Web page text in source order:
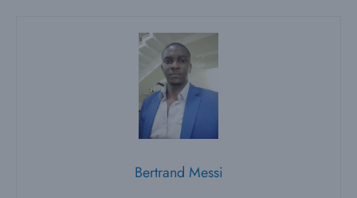
Bertrand Messi